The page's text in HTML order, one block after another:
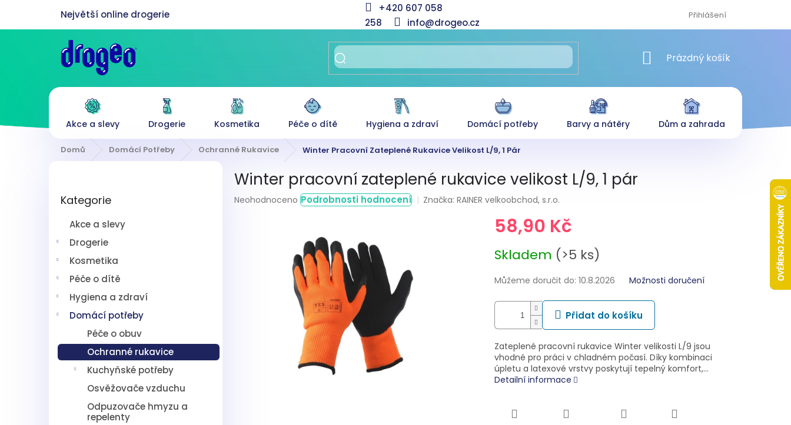
obsah
+420 607 058
258
info@drogeo.cz
Přihlášení
NÁKUPNÍ KOŠÍK
Prázdný košík
Akce a slevy Drogerie Kosmetika Péče o dítě Hygiena a zdraví Domácí potřeby Barvy a nátěry Dům a zahrada
Domů Domácí Potřeby Ochranné Rukavice Winter Pracovní Zateplené Rukavice Velikost L/9, 1 Pár
kategorie
Kategorie
Akce a slevy
Drogerie
Kosmetika
Péče o dítě
Hygiena a zdraví
Domácí potřeby
Péče o obuv
Ochranné rukavice
Kuchyňské potřeby
Osvěžovače vzduchu
Odpuzovače hmyzu a
repelenty
Winter pracovní zateplené rukavice velikost L/9, 1 pár
Průměrné
Neohodnoceno Podrobnosti hodnocení Značka:RAINER velkoobchod, s.r.o.
58,90 Kč
cena:
Skladem (>5 ks)
Můžeme doručit do: 10.8.2026 Možnosti doručení
Přidat do košíku
Zateplené pracovní rukavice Winter velikosti L/9 jsou
vhodné pro práci v chladném počasí. Díky kombinaci
úpletu a latexové vrstvy poskytují tepelný komfort,…
Detailní informace